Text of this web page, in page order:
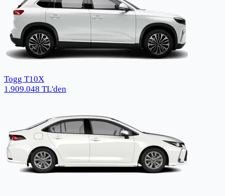
Togg T10X
1.909.048 TL'den